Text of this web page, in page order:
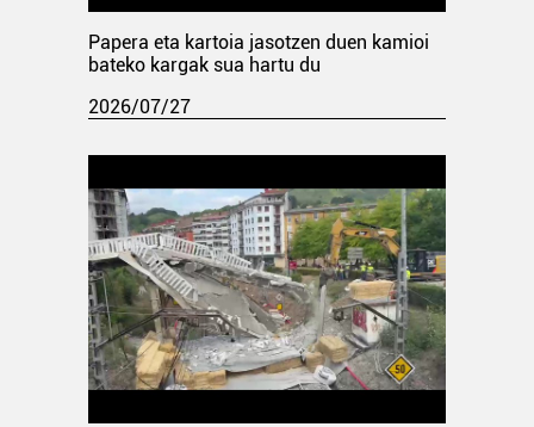
Papera eta kartoia jasotzen duen kamioi
bateko kargak sua hartu du
2026/07/27